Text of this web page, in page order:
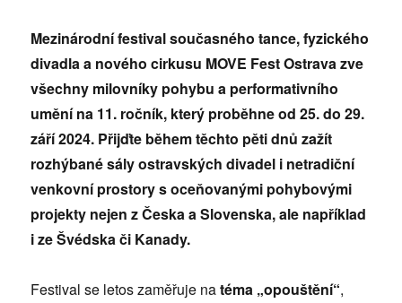
Mezinárodní festival současného tance, fyzického
divadla a nového cirkusu MOVE Fest Ostrava zve
všechny milovníky pohybu a performativního
umění na 11. ročník, který proběhne od 25. do 29.
září 2024. Přijďte během těchto pěti dnů zažít
rozhýbané sály ostravských divadel i netradiční
venkovní prostory s oceňovanými pohybovými
projekty nejen z Česka a Slovenska, ale například
i ze Švédska či Kanady.
Festival se letos zaměřuje natéma „opouštění“,